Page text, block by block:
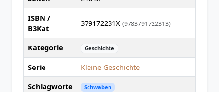
ISBN /
B3Kat
379172231X (9783791722313)
Kategorie Geschichte
Serie
Kleine Geschichte
Schlagworte
Schwaben